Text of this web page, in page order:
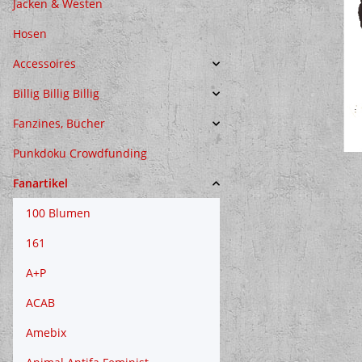
Jacken & Westen
Hosen
Accessoires
Billig Billig Billig
Fanzines, Bücher
Punkdoku Crowdfunding
Fanartikel
100 Blumen
161
A+P
ACAB
Amebix